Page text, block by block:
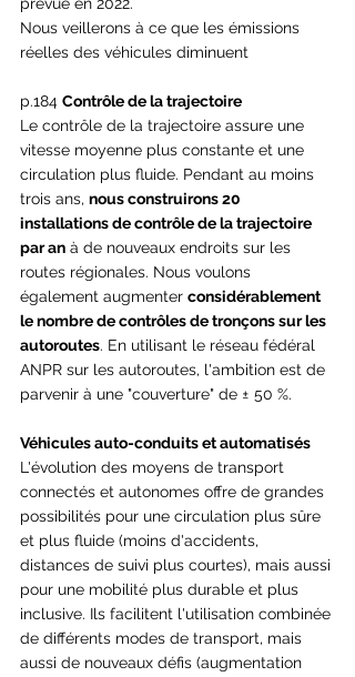
Nous veillerons à ce que les émissions
réelles des véhicules diminuent
p.184 Contrôle de la trajectoire
Le contrôle de la trajectoire assure une
vitesse moyenne plus constante et une
circulation plus fluide. Pendant au moins
trois ans, nous construirons 20
installations de contrôle de la trajectoire
par an à de nouveaux endroits sur les
routes régionales. Nous voulons
également augmenter considérablement
le nombre de contrôles de tronçons sur les
autoroutes. En utilisant le réseau fédéral
ANPR sur les autoroutes, l'ambition est de
parvenir à une "couverture" de ± 50 %.
Véhicules auto-conduits et automatisés
L'évolution des moyens de transport
connectés et autonomes offre de grandes
possibilités pour une circulation plus sûre
et plus fluide (moins d'accidents,
distances de suivi plus courtes), mais aussi
pour une mobilité plus durable et plus
inclusive. Ils facilitent l'utilisation combinée
de différents modes de transport, mais
aussi de nouveaux défis (augmentation